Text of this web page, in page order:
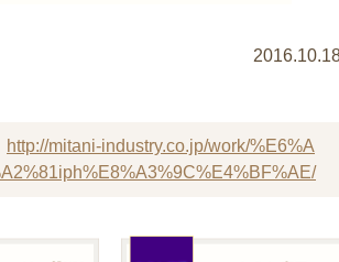
http://mitani-industry.co.jp/work/%E6%A